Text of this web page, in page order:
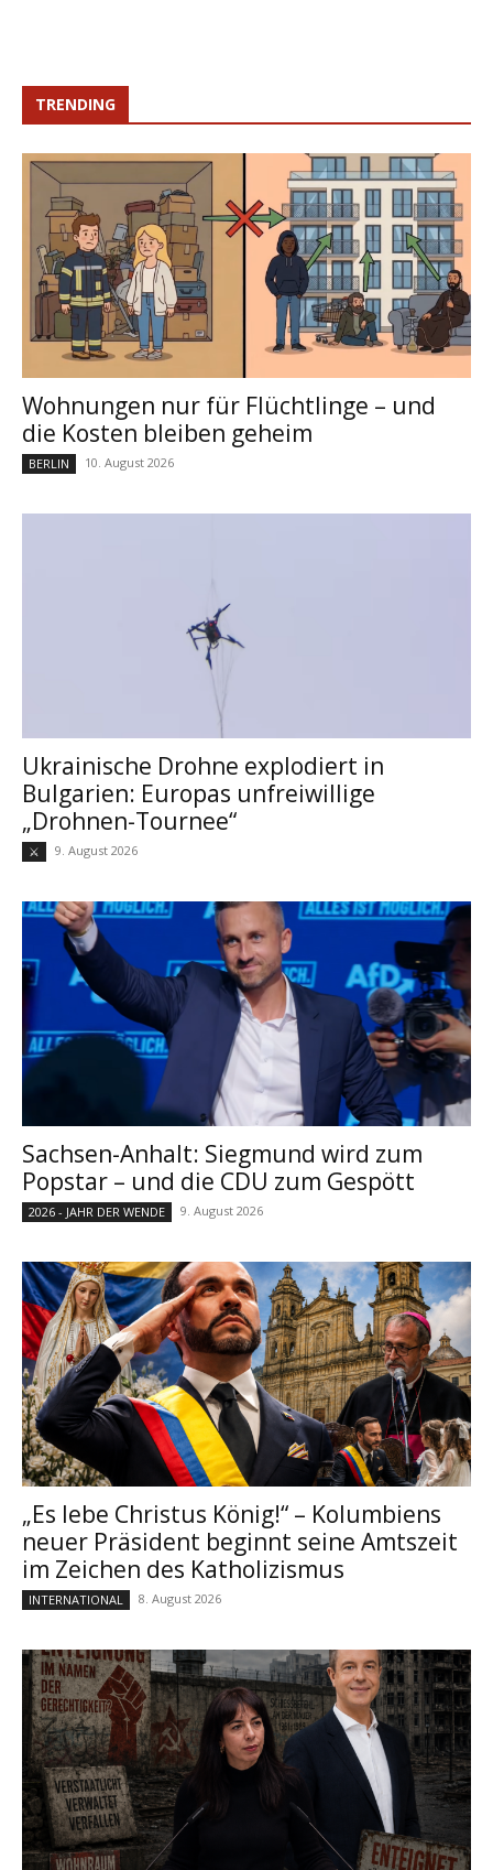
TRENDING
Wohnungen nur für Flüchtlinge – und
die Kosten bleiben geheim
BERLIN 10. August 2026
Ukrainische Drohne explodiert in
Bulgarien: Europas unfreiwillige
„Drohnen-Tournee“
⚔ 9. August 2026
Sachsen-Anhalt: Siegmund wird zum
Popstar – und die CDU zum Gespött
2026 - JAHR DER WENDE 9. August 2026
„Es lebe Christus König!“ – Kolumbiens
neuer Präsident beginnt seine Amtszeit
im Zeichen des Katholizismus
INTERNATIONAL 8. August 2026